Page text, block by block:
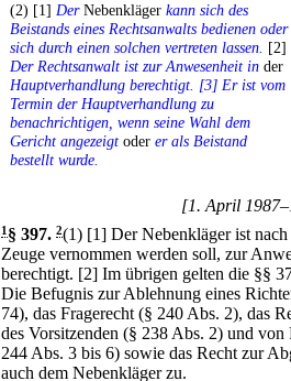
(2) [1] DerNebenkläger kann sich des
Beistands eines Rechtsanwalts bedienen oder
sich durch einen solchen vertreten lassen. [2]
Der Rechtsanwalt ist zur Anwesenheit in der
Hauptverhandlung berechtigt. [3] Er ist vom
Termin der Hauptverhandlung zu
benachrichtigen, wenn seine Wahl dem
Gericht angezeigt oder er als Beistand
bestellt wurde.
[1. April
1§ 397. 2(1) [1] Der Nebenkläger ist
Zeuge vernommen werden soll, zur
berechtigt. [2] Im übrigen gelten die §§
Die Befugnis zur Ablehnung eines
74), das Fragerecht (§ 240 Abs. 2), das
des Vorsitzenden (§ 238 Abs. 2) und
244 Abs. 3 bis 6) sowie das Recht zur
auch dem Nebenkläger zu.